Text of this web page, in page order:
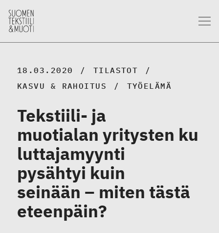
18.03.2020
TILASTOT
KASVU & RAHOITUS
TYÖELÄMÄ
Tekstiili- ja
muotialan yritysten ku
luttajamyynti
pysähtyi kuin
seinään – miten tästä
eteenpäin?